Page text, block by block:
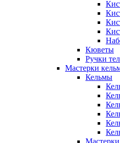
Кюветы
Ручки
Мастерки
Кельмы
Мастерки